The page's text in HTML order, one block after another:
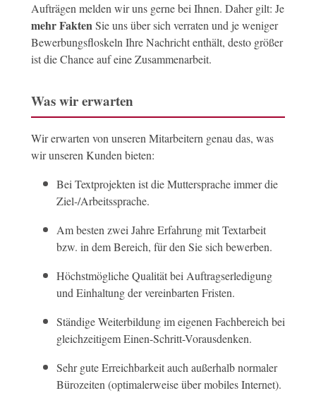
Aufträgen melden wir uns gerne bei Ihnen. Daher gilt: Je
mehr Fakten Sie uns über sich verraten und je weniger
Bewerbungsfloskeln Ihre Nachricht enthält, desto größer
ist die Chance auf eine Zusammenarbeit.
Was wir erwarten
Wir erwarten von unseren Mitarbeitern genau das, was
wir unseren Kunden bieten:
Bei Textprojekten ist die Muttersprache immer die
Ziel-/Arbeitssprache.
Am besten zwei Jahre Erfahrung mit Textarbeit
bzw. in dem Bereich, für den Sie sich bewerben.
Höchstmögliche Qualität bei Auftragserledigung
und Einhaltung der vereinbarten Fristen.
Ständige Weiterbildung im eigenen Fachbereich bei
gleichzeitigem Einen-Schritt-Vorausdenken.
Sehr gute Erreichbarkeit auch außerhalb normaler
Bürozeiten (optimalerweise über mobiles Internet).